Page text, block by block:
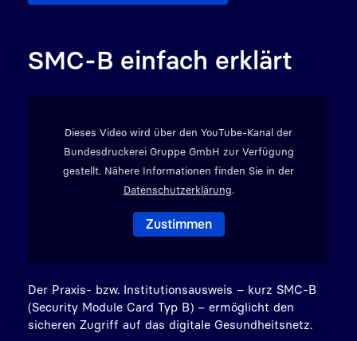
SMC-B einfach erklärt
Dieses Video wird über den YouTube-Kanal der
Bundesdruckerei Gruppe GmbH zur Verfügung
gestellt. Nähere Informationen finden Sie in der
Datenschutzerklärung.
Der Praxis- bzw. Institutionsausweis – kurz SMC-B
(Security Module Card Typ B) – ermöglicht den
sicheren Zugriff auf das digitale Gesundheitsnetz.